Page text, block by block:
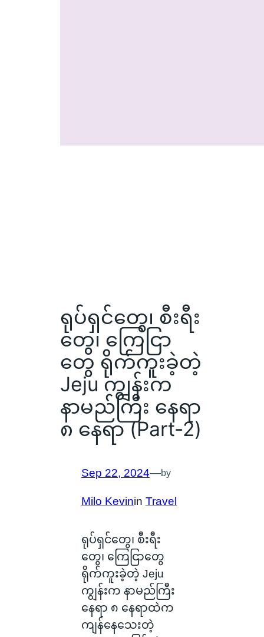
ရုပ်ရှင်တွေ၊ စီးရီး
တွေ၊ ကြေငြာ
တွေ ရိုက်ကူးခဲ့တဲ့
Jeju ကျွန်းက
နာမည်ကြီး နေရာ
၈ နေရာ (Part-2)
Sep 22, 2024—by
Milo Kevinin Travel
ရုပ်ရှင်တွေ၊ စီးရီး
တွေ၊ ကြေငြာတွေ
ရိုက်ကူးခဲ့တဲ့ Jeju
ကျွန်းက နာမည်ကြီး
နေရာ ၈ နေရာထဲက
ကျန်နေသေးတဲ့